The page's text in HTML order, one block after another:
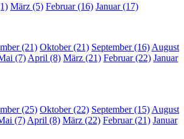
März (5) Februar (16) Januar (17)
(21) Oktober (21) September (16) August
(7) April (8) März (21) Februar (22) Januar
(25) Oktober (22) September (15) August
(7) April (8) März (22) Februar (21) Januar